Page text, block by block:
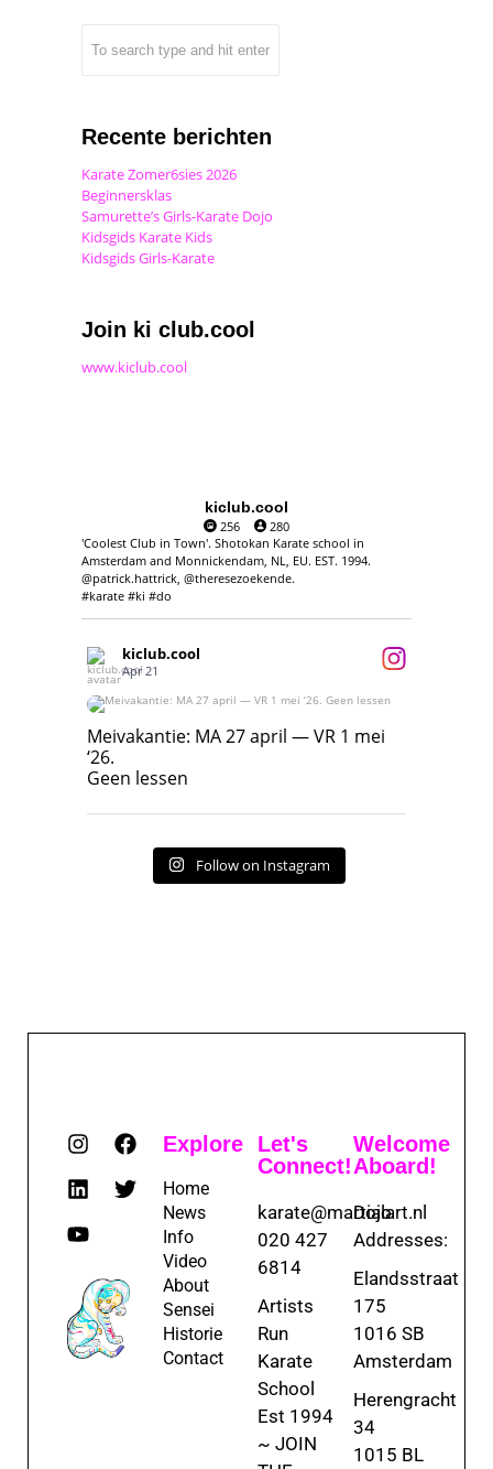
Recente berichten
Karate Zomer6sies 2026
Beginnersklas
Samurette’s Girls-Karate Dojo
Kidsgids Karate Kids
Kidsgids Girls-Karate
Join ki club.cool
www.kiclub.cool
kiclub.cool
256
280
'Coolest Club in Town'. Shotokan Karate school in
Amsterdam and Monnickendam, NL, EU. EST. 1994.
@patrick.hattrick, @theresezoekende.
#karate #ki #do
kiclub.cool
Apr 21
Meivakantie: MA 27 april — VR 1 mei ‘26.
Geen lessen
Meivakantie: MA 27 april — VR 1 mei
‘26.
Geen lessen
Follow on Instagram
Explore
Home
News
Info
Video
About
Sensei
Historie
Contact
Let's
Connect!
karate@martialart.nl
020 427
6814
Artists
Run
Karate
School
Est 1994
~ JOIN
Welcome
Aboard!
Dojo
Addresses:
Elandsstraat
175
1016 SB
Amsterdam
Herengracht
34
1015 BL